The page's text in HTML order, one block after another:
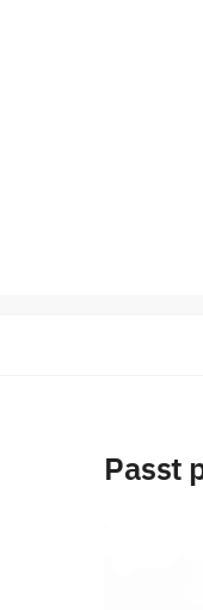
Passt